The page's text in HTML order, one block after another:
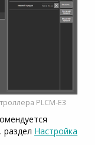
PLCM-E3
раздел Настройка